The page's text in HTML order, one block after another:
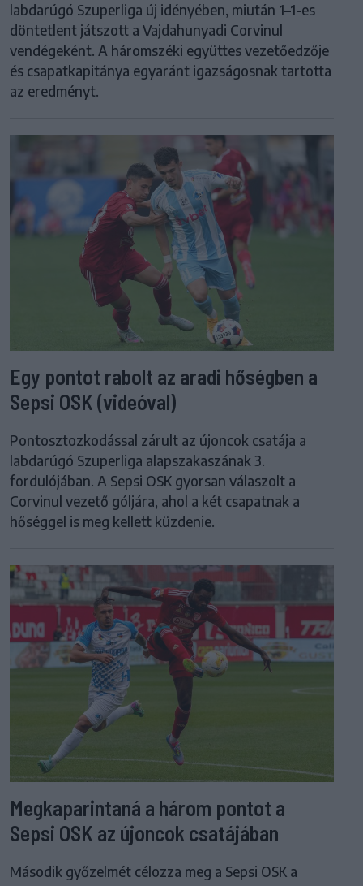
labdarúgó Szuperliga új idényében, miután 1–1-es
döntetlent játszott a Vajdahunyadi Corvinul
vendégeként. A háromszéki együttes vezetőedzője
és csapatkapitánya egyaránt igazságosnak tartotta
az eredményt.
Egy pontot rabolt az aradi hőségben a
Sepsi OSK (videóval)
Pontosztozkodással zárult az újoncok csatája a
labdarúgó Szuperliga alapszakaszának 3.
fordulójában. A Sepsi OSK gyorsan válaszolt a
Corvinul vezető góljára, ahol a két csapatnak a
hőséggel is meg kellett küzdenie.
Megkaparintaná a három pontot a
Sepsi OSK az újoncok csatájában
Második győzelmét célozza meg a Sepsi OSK a